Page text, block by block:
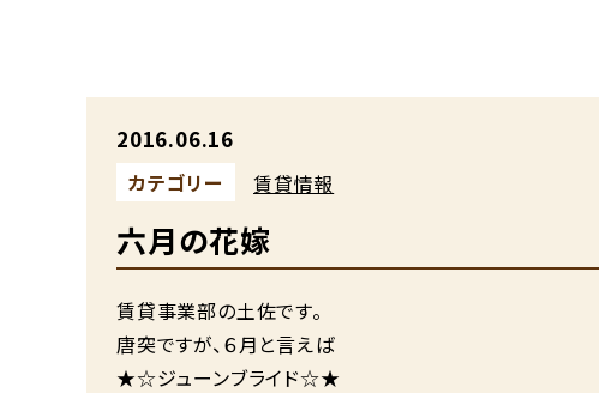
2016.06.16
カテゴリー 賃貸情報
六月の花嫁
賃貸事業部の土佐です。
唐突ですが、６月と言えば
★☆ジューンブライド☆★